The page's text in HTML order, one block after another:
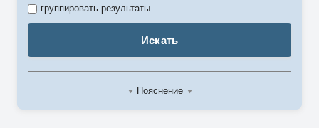
Искать
группировать результаты
Пояснение